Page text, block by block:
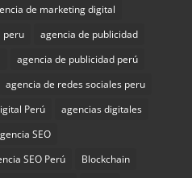
de marketing digital
peru
agencia de publicidad
agencia de publicidad perú
agencia de redes sociales peru
Perú
agencias digitales
SEO
SEO Perú
Blockchain